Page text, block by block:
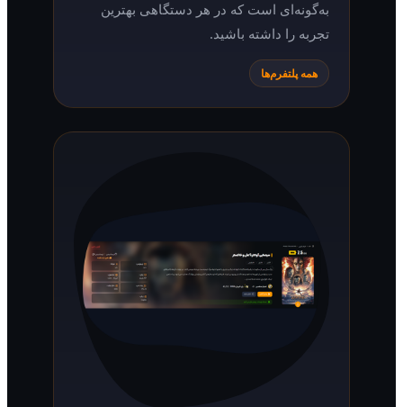
به‌گونه‌ای است که در هر دستگاهی بهترین
تجربه را داشته باشید.
همه پلتفرم‌ها